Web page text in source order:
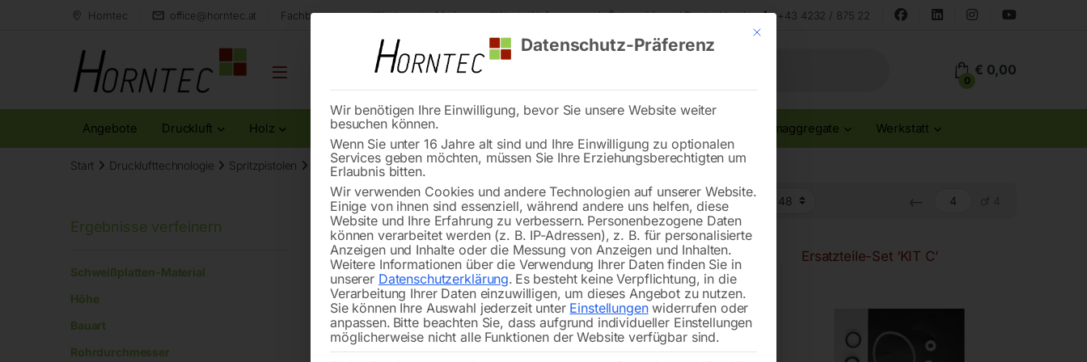
Horntec office@horntec.at Fachberatung aus Kärnten Markenqualität Lieferung nach Österreich und Deutschland +43 4232 / 875 22
0
€ 0,00
Angebote Druckluft Holz Metall Reinigung Stromaggregate Werkstatt
Start Drucklufttechnologie Spritzpistolen Seite 4
← of 4
Dichtring Nr. 4
Dichtring Nr. 43 für Mod.
9001/9011
Ersatzteile-Set ‘KIT C’
Schweißplatten-Material
Höhe
Bauart
Rohrdurchmesser
Mit diesem Button wird der Dialog geschlossen. Seine Funktionalität ist
Datenschutz-Präferenz
Wir benötigen Ihre Einwilligung, bevor Sie unsere Website weiter
besuchen können.
Wenn Sie unter 16 Jahre alt sind und Ihre Einwilligung zu optionalen
Services geben möchten, müssen Sie Ihre Erziehungsberechtigten um
Erlaubnis bitten.
Wir verwenden Cookies und andere Technologien auf unserer Website.
Einige von ihnen sind essenziell, während andere uns helfen, diese
Website und Ihre Erfahrung zu verbessern. Personenbezogene Daten
können verarbeitet werden (z. B. IP-Adressen), z. B. für personalisierte
Anzeigen und Inhalte oder die Messung von Anzeigen und Inhalten.
Weitere Informationen über die Verwendung Ihrer Daten finden Sie in
unserer Datenschutzerklärung. Es besteht keine Verpflichtung, in die
Verarbeitung Ihrer Daten einzuwilligen, um dieses Angebot zu nutzen.
Sie können Ihre Auswahl jederzeit unter Einstellungenwiderrufen oder
anpassen. Bitte beachten Sie, dass aufgrund individueller Einstellungen
möglicherweise nicht alle Funktionen der Website verfügbar sind.